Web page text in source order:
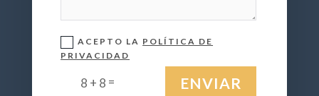
ACEPTO LA POLÍTICA DE
PRIVACIDAD
8 + 8 = ENVIAR